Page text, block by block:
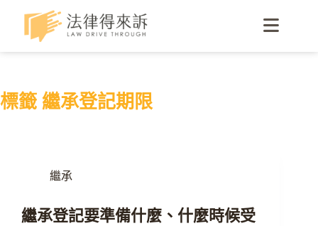
標籤 繼承登記期限
繼承
繼承登記要準備什麼、什麼時候受